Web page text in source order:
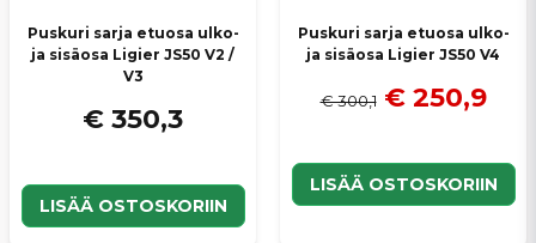
Puskuri sarja etuosa ulko-
ja sisäosa Ligier JS50 V2 /
V3
€ 350,3
LISÄÄ OSTOSKORIIN
Puskuri sarja etuosa ulko-
ja sisäosa Ligier JS50 V4
€ 300,1 € 250,9
LISÄÄ OSTOSKORIIN